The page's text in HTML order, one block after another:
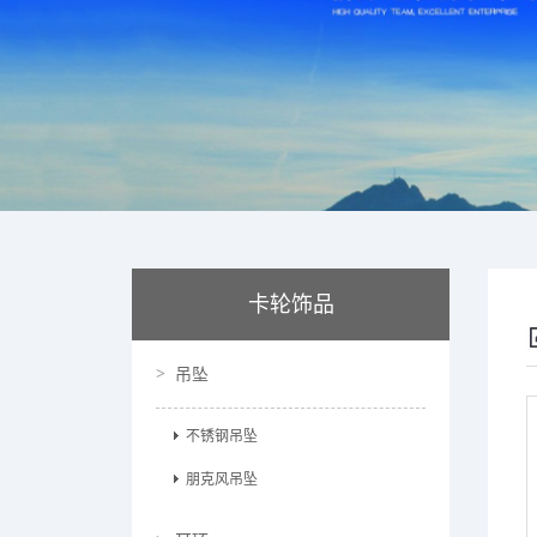
卡轮饰品
吊坠
不锈钢吊坠
朋克风吊坠